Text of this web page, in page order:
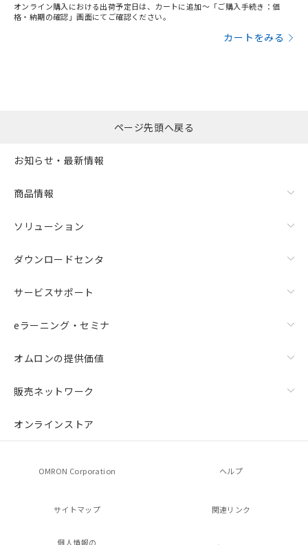
オンライン購入における出荷予定日は、カートに追加～「ご購入手続き：価
格・納期の確認」画面にてご確認ください。
カートをみる
ページ先頭へ戻る
お知らせ・最新情報
商品情報
ソリューション
ダウンロードセンタ
サービスサポート
eラーニング・セミナ
オムロンの提供価値
販売ネットワーク
オンラインストア
OMRON Corporation ヘルプ
サイトマップ 関連リンク
個人情報の